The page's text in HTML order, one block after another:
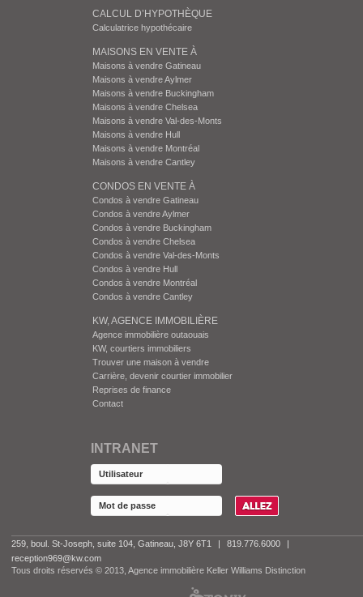
CALCUL D’HYPOTHÈQUE
Calculatrice hypothécaire
MAISONS EN VENTE À
Maisons à vendre Gatineau
Maisons à vendre Aylmer
Maisons à vendre Buckingham
Maisons à vendre Chelsea
Maisons à vendre Val-des-Monts
Maisons à vendre Hull
Maisons à vendre Montréal
Maisons à vendre Cantley
CONDOS EN VENTE À
Condos à vendre Gatineau
Condos à vendre Aylmer
Condos à vendre Buckingham
Condos à vendre Chelsea
Condos à vendre Val-des-Monts
Condos à vendre Hull
Condos à vendre Montréal
Condos à vendre Cantley
KW, AGENCE IMMOBILIÈRE
Agence immobilière outaouais
KW, courtiers immobiliers
Trouver une maison à vendre
Carrière, devenir courtier immobilier
Reprises de finance
Contact
INTRANET
259, boul. St-Joseph, suite 104, Gatineau, J8Y 6T1 | 819.776.6000
|
reception969@kw.com
Tous droits réservés © 2013, Agence immobilière Keller Williams Distinction